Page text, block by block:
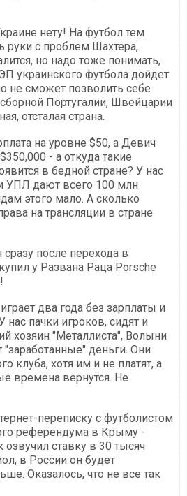
нету! На футбол тем
руки с проблем Шахтера,
но надо тоже понимать,
украинского футбола дойдет
не сможет позволить себе
Португалии, Швейцарии
отсталая страна.
на уровне $50, а Девич
- а откуда такие
в бедной стране? У нас
УПЛ дают всего 100 млн
этого мало. А сколько
на трансляции в стране
после перехода в
у Развана Раца Porsche
два года без зарплаты и
нас пачки игроков, сидят и
хозяин "Металлиста", Волыни
деньги. Они
клуба, хотя им и не платят, а
времена вернутся. Не
переписку с футболистом
референдума в Крыму -
ставку в 30 тысяч
в России он будет
Оказалось, что не все так